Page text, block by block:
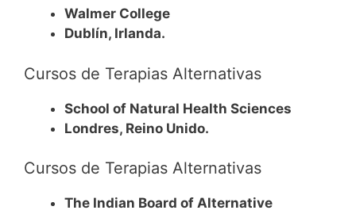
Walmer College
Dublín, Irlanda.
Cursos de Terapias Alternativas
School of Natural Health Sciences
Londres, Reino Unido.
Cursos de Terapias Alternativas
The Indian Board of Alternative